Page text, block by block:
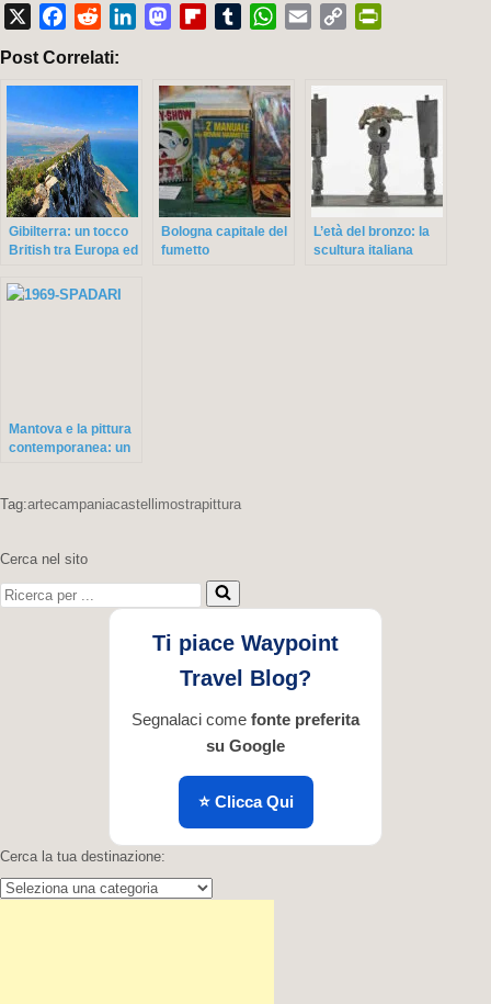
Post Correlati:
Gibilterra: un tocco
British tra Europa ed
Bologna capitale del
fumetto
L’età del bronzo: la
scultura italiana
Mantova e la pittura
contemporanea: un
pittura”
Tag:artecampaniacastellimostrapittura
Cerca nel sito
Ricerca
per
Ti piace Waypoint
Travel Blog?
Segnalaci come fonte preferita
su Google
⭐ Clicca Qui
Cerca la tua destinazione:
Cerca